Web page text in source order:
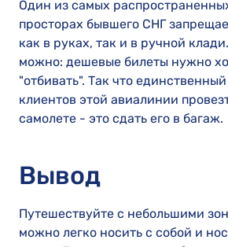
Один из самых
просторах бывшего СНГ
как в руках, так и в ручной
можно: дешевые билеты нужно
"отбивать". Так что
клиентов этой авиалинии
самолете - это сдать его в багаж.
Вывод
Путешествуйте с небольшими
можно легко носить с собой и